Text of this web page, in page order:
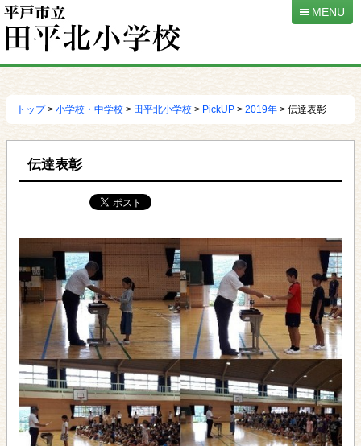
移
MENU
トップ> 小学校・中学校 > 田平北小学校 > PickUP > 2019年 > 伝達表彰
伝達表彰